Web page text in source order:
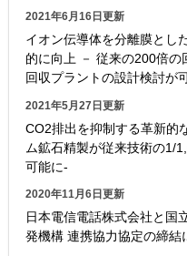
2021年6月16日更新
イオン伝導体を分離膜とし
的に向上 － 従来の200倍
回収プラントの設計検討が
2021年5月27日更新
CO2排出を抑制する革新的
ム鉱石精製が従来技術の1/
可能に-
2020年11月6日更新
日本電信電話株式会社と国
発機構 連携協力協定の締結